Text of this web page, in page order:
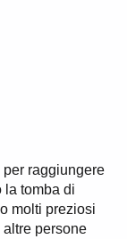
raggiungere
la tomba di
molti preziosi
persone